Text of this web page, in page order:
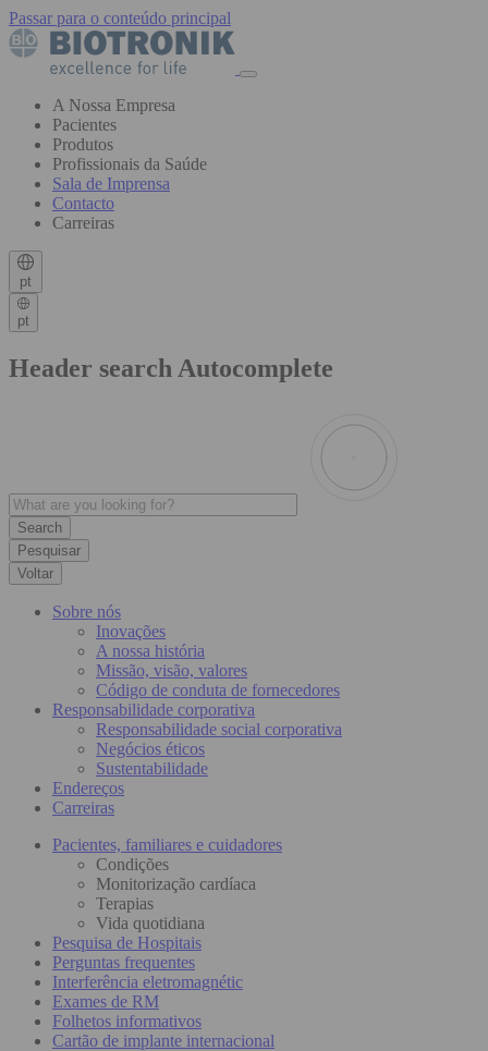
Passar para o conteúdo principal
A Nossa Empresa
Pacientes
Produtos
Profissionais da Saúde
Sala de Imprensa
Contacto
Carreiras
pt
pt
Header search Autocomplete
Pesquisar
Voltar
Sobre nós
Inovações
A nossa história
Missão, visão, valores
Código de conduta de fornecedores
Responsabilidade corporativa
Responsabilidade social corporativa
Negócios éticos
Sustentabilidade
Endereços
Carreiras
Pacientes, familiares e cuidadores
Condições
Monitorização cardíaca
Terapias
Vida quotidiana
Pesquisa de Hospitais
Perguntas frequentes
Interferência eletromagnétic
Exames de RM
Folhetos informativos
Cartão de implante internacional